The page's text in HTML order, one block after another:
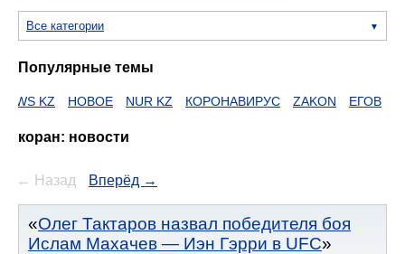
Все категории
Популярные темы
НОВОЕ NUR KZ КОРОНАВИРУС ZAKON ЕГОВ HTTPS
коран: новости
← Назад Вперёд →
Олег Тактаров назвал победителя боя
Ислам Махачев — Иэн Гэрри в UFC